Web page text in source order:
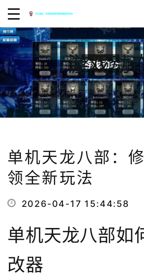
游戏动
首页 游戏动态 单机天龙八部
单机天龙八部：
领全新玩法
2026-04-17 15:44:58
单机天龙八部如
改器